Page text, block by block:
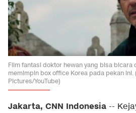
Film fantasi doktor hewan yang bisa bicara
memimpin box office Korea pada pekan ini.
Pictures/YouTube)
Jakarta, CNN Indonesia --